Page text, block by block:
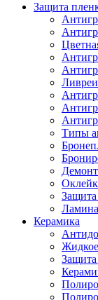
Защита
Типы
Керамика
Защита